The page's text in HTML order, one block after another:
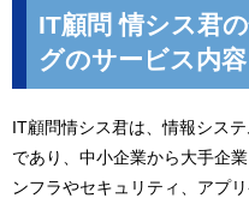
IT顧問 情シス君
グのサービス内容
IT顧問情シス君は、情報シス
であり、中小企業から大手企
ンフラやセキュリティ、アプ